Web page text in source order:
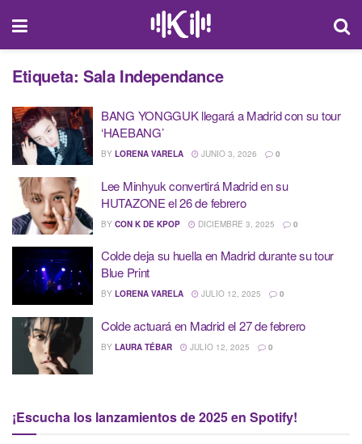
Etiqueta: Sala Independance
BANG YONGGUK llegará a Madrid con su tour
‘HAEBANG’
BY LORENA VARELA JUNIO 3, 2026 0
Lee Minhyuk convertirá Madrid en su
HUTAZONE el 26 de febrero
BY CON K DE KPOP DICIEMBRE 3, 2025 0
Colde deja su huella en Madrid durante su tour
Blue Print
BY LORENA VARELA JULIO 12, 2025 0
Colde actuará en Madrid el 27 de febrero
BY LAURA TÉBAR JULIO 12, 2025 0
¡Escucha los lanzamientos de 2025 en Spotify!